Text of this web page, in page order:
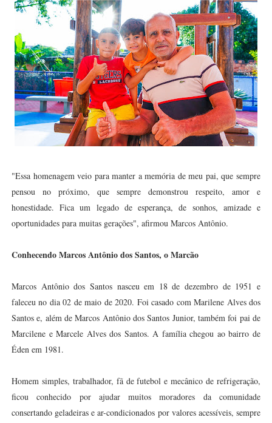
"Essa homenagem veio para manter a memória de meu pai, que sempre
pensou no próximo, que sempre demonstrou respeito, amor e
honestidade. Fica um legado de esperança, de sonhos, amizade e
oportunidades para muitas gerações", afirmou Marcos Antônio.
Conhecendo Marcos Antônio dos Santos, o Marcão
Marcos Antônio dos Santos nasceu em 18 de dezembro de 1951 e
faleceu no dia 02 de maio de 2020. Foi casado com Marilene Alves dos
Santos e, além de Marcos Antônio dos Santos Junior, também foi pai de
Marcilene e Marcele Alves dos Santos. A família chegou ao bairro de
Éden em 1981.
Homem simples, trabalhador, fã de futebol e mecânico de refrigeração,
ficou conhecido por ajudar muitos moradores da comunidade
consertando geladeiras e ar-condicionados por valores acessíveis, sempre